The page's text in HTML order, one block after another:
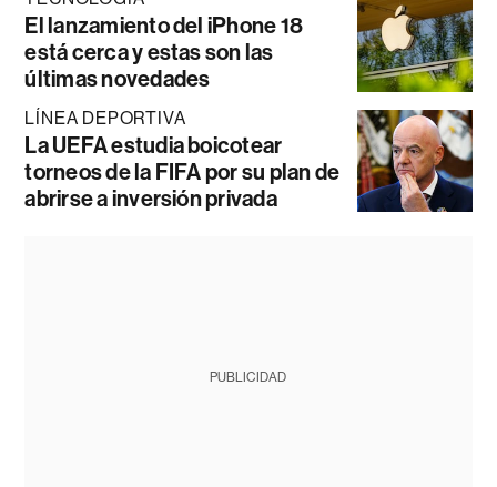
El lanzamiento del iPhone 18
está cerca y estas son las
últimas novedades
LÍNEA DEPORTIVA
La UEFA estudia boicotear
torneos de la FIFA por su plan de
abrirse a inversión privada
PUBLICIDAD